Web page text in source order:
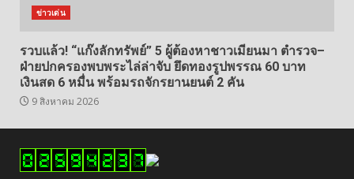
ข่าวเด่น
รวบแล้ว! “แก๊งลักทรัพย์” 5 ผู้ต้องหาชาวเมียนมา ตำรวจ–
ฝ่ายปกครองพบพระไล่ล่าจับ ยึดทองรูปพรรณ 60 บาท
เงินสด 6 หมื่น พร้อมรถจักรยานยนต์ 2 คัน
9 สิงหาคม 2026